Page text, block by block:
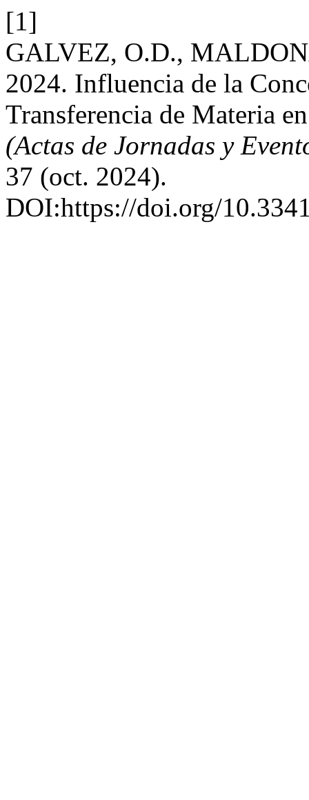
[1]
GALVEZ, O.D.,
2024. Influencia de la
Transferencia de Materia
(Actas de Jornadas y
37 (oct. 2024).
DOI:https://doi.org/